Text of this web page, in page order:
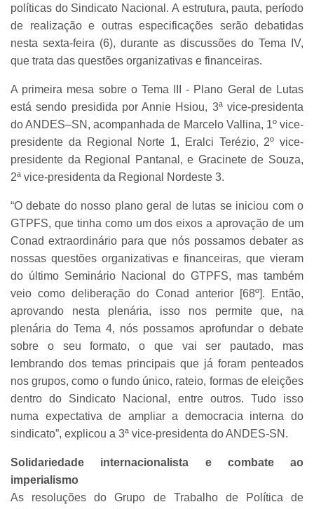
políticas do Sindicato Nacional. A estrutura, pauta, período
de realização e outras especificações serão debatidas
nesta sexta-feira (6), durante as discussões do Tema IV,
que trata das questões organizativas e financeiras.
A primeira mesa sobre o Tema III - Plano Geral de Lutas
está sendo presidida por Annie Hsiou, 3ª vice-presidenta
do ANDES–SN, acompanhada de Marcelo Vallina, 1º vice-
presidente da Regional Norte 1, Eralci Terézio, 2º vice-
presidente da Regional Pantanal, e Gracinete de Souza,
2ª vice-presidenta da Regional Nordeste 3.
“O debate do nosso plano geral de lutas se iniciou com o
GTPFS, que tinha como um dos eixos a aprovação de um
Conad extraordinário para que nós possamos debater as
nossas questões organizativas e financeiras, que vieram
do último Seminário Nacional do GTPFS, mas também
veio como deliberação do Conad anterior [68º]. Então,
aprovando nesta plenária, isso nos permite que, na
plenária do Tema 4, nós possamos aprofundar o debate
sobre o seu formato, o que vai ser pautado, mas
lembrando dos temas principais que já foram penteados
nos grupos, como o fundo único, rateio, formas de eleições
dentro do Sindicato Nacional, entre outros. Tudo isso
numa expectativa de ampliar a democracia interna do
sindicato”, explicou a 3ª vice-presidenta do ANDES-SN.
Solidariedade internacionalista e combate ao
imperialismo
As resoluções do Grupo de Trabalho de Política de